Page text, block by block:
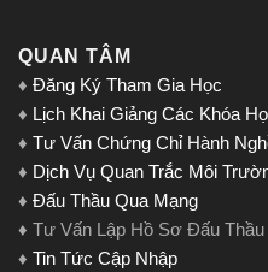
QUAN TÂM
♦ Đăng Ký Tham Gia Học
♦ Lịch Khai Giảng Các Khóa
♦ Tư Vấn Chứng Chỉ Hành
♦ Dịch Vụ Quan Trắc Môi
♦ Đấu Thầu Qua Mạng
♦ Tư Vấn Lập Hồ Sơ Đấu Thầu
♦ Tin Tức Cập Nhập